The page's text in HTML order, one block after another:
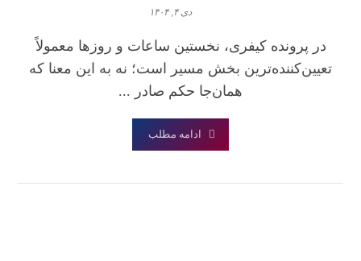
دی ۴, ۱۴۰۴
در پرونده کیفری، نخستین ساعات و روزها معمولاً
تعیین‌کننده‌ترین بخش مسیر است؛ نه به این معنا که
همان‌جا حکم صادر ...
ادامه مطلب